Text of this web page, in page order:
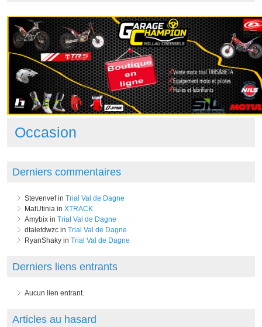
Occasion
Derniers commentaires
Stevenvef in Trial Val de Dagne
MatUtinia in XTRACK
Amybix in Trial Val de Dagne
dtaletdwzc in Trial Val de Dagne
RyanShaky in Trial Val de Dagne
Derniers liens entrants
Aucun lien entrant.
Articles au hasard